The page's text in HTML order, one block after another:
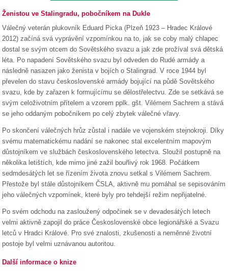
Ženistou ve Stalingradu, pobočníkem na Dukle
Válečný veterán plukovník Eduard Picka (Plzeň 1923 – Hradec Králové
2012) začíná svá vyprávění vzpomínkou na to, jak se coby malý chlapec
dostal se svým otcem do Sovětského svazu a jak zde prožíval svá dětská
léta. Po napadení Sovětského svazu byl odveden do Rudé armády a
následně nasazen jako ženista v bojích o Stalingrad. V roce 1944 byl
převelen do stavu československé armády bojující na půdě Sovětského
svazu, kde by zařazen k formujícímu se dělostřelectvu. Zde se setkává se
svým celoživotním přítelem a vzorem pplk. gšt. Vilémem Sachrem a stává
se jeho oddaným pobočníkem po celý zbytek válečné vřavy.
Po skončení válečných hrůz zůstal i nadále ve vojenském stejnokroji. Díky
svému matematickému nadání se nakonec stal excelentním mapovým
důstojníkem ve službách československého letectva. Sloužil postupně na
několika letištích, kde mimo jiné zažil bouřlivý rok 1968. Počátkem
sedmdesátých let se řízením života znovu setkal s Vilémem Sachrem.
Přestože byl stále důstojníkem ČSLA, aktivně mu pomáhal se sepisováním
jeho válečných vzpomínek, které byly pro tehdejší režim nepřijatelné.
Po svém odchodu na zasloužený odpočinek se v devadesátých letech
velmi aktivně zapojil do práce Československé obce legionářské a Svazu
letců v Hradci Králové. Pro své znalosti, zkušenosti a neměnné životní
postoje byl velmi uznávanou autoritou.
Další informace o knize